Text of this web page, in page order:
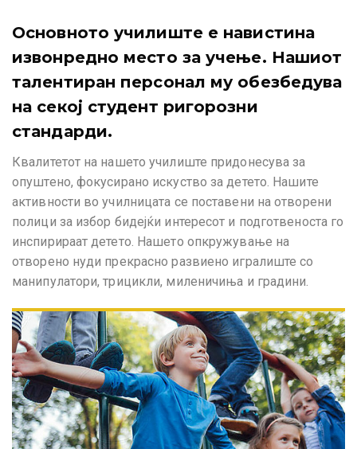
Основното училиште е навистина
извонредно место за учење. Нашиот
талентиран персонал му обезбедува
на секој студент ригорозни
стандарди.
Квалитетот на нашето училиште придонесува за
опуштено, фокусирано искуство за детето. Нашите
активности во училницата се поставени на отворени
полици за избор бидејќи интересот и подготвеноста го
инспирираат детето. Нашето опкружување на
отворено нуди прекрасно развиено игралиште со
манипулатори, трицикли, миленичиња и градини.